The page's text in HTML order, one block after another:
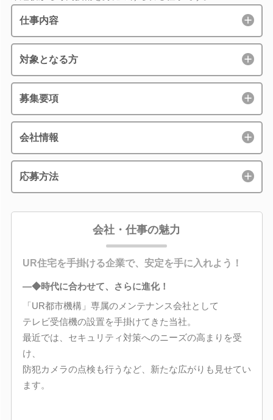
仕事内容
対象となる方
募集要項
会社情報
応募方法
会社・仕事の魅力
UR住宅を手掛ける企業で、安定を手に入れよう！
―◆時代に合わせて、さらに進化！
「UR都市機構」専属のメンテナンス会社として
テレビ受信機の設置を手掛けてきた当社。
最近では、セキュリティ対策へのニーズの高まりを受
け、
防犯カメラの点検も行うなど、新たな広がりも見せてい
ます。